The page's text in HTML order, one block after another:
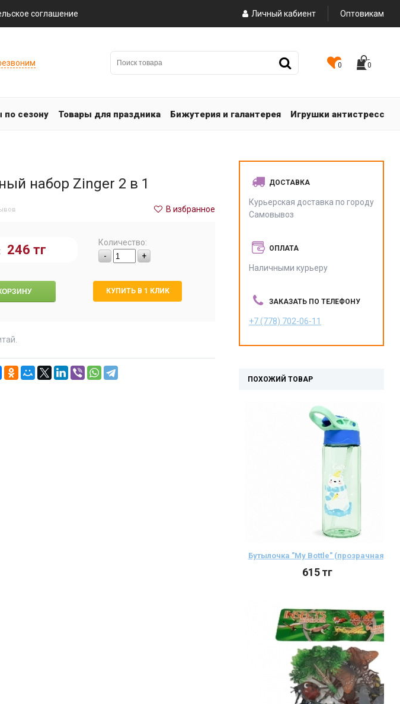
соглашение Личный кабиент Оптовикам
0 0
по сезону Товары для праздника Бижутерия и галантерея Игрушки антистресс
набор Zinger 2 в 1
В избранное
246 тг
Количество:
-
+
КУПИТЬ В 1 КЛИК
ДОСТАВКА
Курьерская доставка по городу
Самовывоз
ОПЛАТА
Наличными курьеру
ЗАКАЗАТЬ ПО ТЕЛЕФОНУ
+7 (778) 702-06-11
ПОХОЖИЙ ТОВАР
Бутылочка "My Bottle" (прозрачная)
615тг